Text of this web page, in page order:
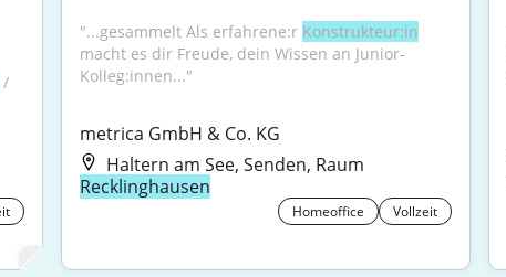
/
"...gesammelt Als erfahrene:r Konstrukteur:in
macht es dir Freude, dein Wissen an Junior-
Kolleg:innen..."
metrica GmbH & Co. KG
Haltern am See, Senden, Raum
Recklinghausen
Homeoffice Vollzeit